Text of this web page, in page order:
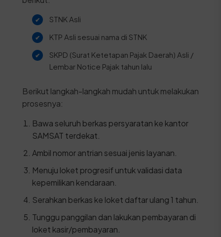
STNK Asli
KTP Asli sesuai nama di STNK
SKPD (Surat Ketetapan Pajak Daerah) Asli /
Lembar Notice Pajak tahun lalu
Berikut langkah-langkah mudah untuk melakukan
prosesnya:
Bawa seluruh berkas persyaratan ke kantor
SAMSAT terdekat.
Ambil nomor antrian sesuai jenis layanan.
Menuju loket progresif untuk validasi data
kepemilikan kendaraan.
Serahkan berkas ke loket daftar ulang 1 tahun.
Tunggu panggilan dan lakukan pembayaran di
loket kasir/pembayaran.